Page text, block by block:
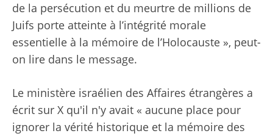
de la persécution et du meurtre de millions de
Juifs porte atteinte à l’intégrité morale
essentielle à la mémoire de l’Holocauste », peut-
on lire dans le message.
Le ministère israélien des Affaires étrangères a
écrit sur X qu'il n'y avait « aucune place pour
ignorer la vérité historique et la mémoire des